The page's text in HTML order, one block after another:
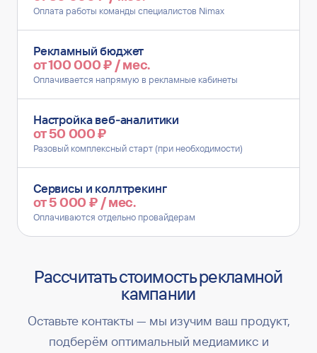
Оплата работы команды специалистов Nimax
Рекламный бюджет
от 100 000 ₽ / мес.
Оплачивается напрямую в рекламные кабинеты
Настройка веб‑аналитики
от 50 000 ₽
Разовый комплексный старт (при необходимости)
Сервисы и коллтрекинг
от 5 000 ₽ / мес.
Оплачиваются отдельно провайдерам
Рассчитать стоимость рекламной
кампании
Оставьте контакты — мы изучим ваш продукт,
подберём оптимальный медиамикс и